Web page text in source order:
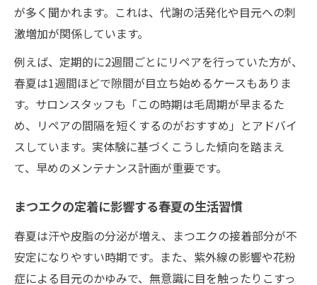
が多く聞かれます。これは、代謝の活発化や目元への刺
激増加が関係しています。
例えば、定期的に2週間ごとにリペアを行っていた方が、
春夏は1週間ほどで隙間が目立ち始めるケースもありま
す。サロンスタッフも「この時期は毛周期が早まるた
め、リペアの間隔を短くするのがおすすめ」とアドバイ
スしています。実体験に基づくこうした傾向を踏まえ
て、早めのメンテナンス計画が重要です。
まつエクの定着に影響する春夏の生活習慣
春夏は汗や皮脂の分泌が増え、まつエクの接着部分が不
安定になりやすい時期です。また、紫外線の影響や花粉
症による目元のかゆみで、無意識に目を触ったりこすっ